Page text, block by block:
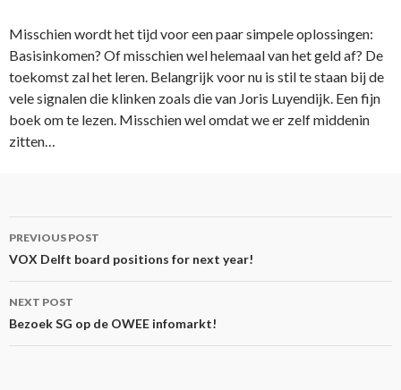
Misschien wordt het tijd voor een paar simpele oplossingen:
Basisinkomen? Of misschien wel helemaal van het geld af? De
toekomst zal het leren. Belangrijk voor nu is stil te staan bij de
vele signalen die klinken zoals die van Joris Luyendijk. Een fijn
boek om te lezen. Misschien wel omdat we er zelf middenin
zitten…
Post
navigation
PREVIOUS POST
VOX Delft board positions for next year!
NEXT POST
Bezoek SG op de OWEE infomarkt!